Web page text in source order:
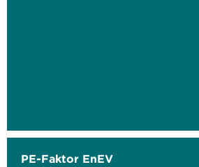
PE-Faktor EnEV